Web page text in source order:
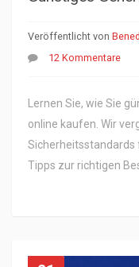
Veröffentlicht von
12 Kommentare
Lernen Sie, wie Sie
online kaufen. Wir
Sicherheitsstandards
Tipps zur richtigen